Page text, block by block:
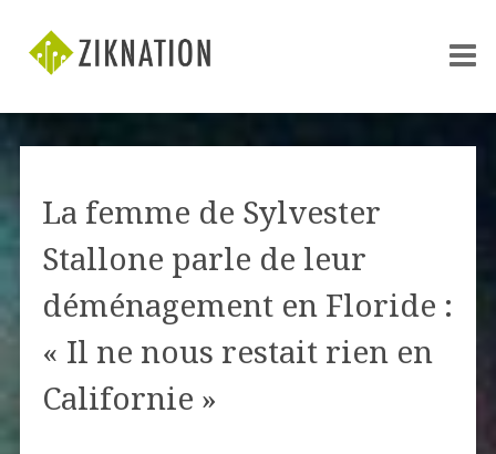
La femme de Sylvester
Stallone parle de leur
déménagement en Floride :
« Il ne nous restait rien en
Californie »